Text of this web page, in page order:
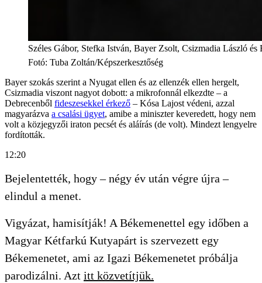
Széles Gábor, Stefka István, Bayer Zsolt, Csizmadia László
Fotó: Tuba Zoltán/Képszerkesztőség
Bayer szokás szerint a Nyugat ellen és az ellenzék ellen hergelt,
Csizmadia viszont nagyot dobott: a mikrofonnál elkezdte – a
Debrecenből fideszesekkel érkező – Kósa Lajost védeni, azzal
magyarázva a csalási ügyet, amibe a miniszter keveredett, hogy nem
volt a közjegyzői iraton pecsét és aláírás (de volt). Mindezt lengyelre
fordították.
12:20
Bejelentették, hogy – négy év után végre újra –
elindul a menet.
Vigyázat, hamisítják! A Békemenettel egy időben a
Magyar Kétfarkú Kutyapárt is szervezett egy
Békemenetet, ami az Igazi Békemenetet próbálja
parodizálni. Azt itt közvetítjük.